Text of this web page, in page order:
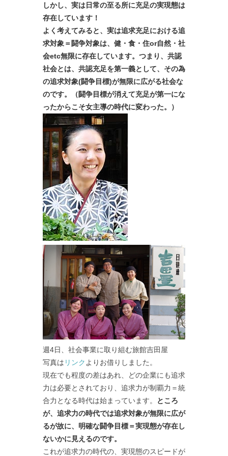
しかし、実は日常の至る所に充足の実現態は
存在しています！
よく考えてみると、実は追求充足における追
求対象＝闘争対象は、健・食・住or自然・社
会etc無限に存在しています。つまり、共認
社会とは、共認充足を第一義として、その為
の追求対象(闘争目標)が無限に広がる社会な
のです。（闘争目標が消えて充足が第一にな
ったからこそ女主導の時代に変わった。）
週4日、社会事業に取り組む旅館吉田屋
写真は リンク よりお借りしました。
現在でも程度の差はあれ、どの企業にも追求
力は必要とされており、追求力が制覇力＝統
合力となる時代は始まっています。
ところ
が、追求力の時代では追求対象が無限に広が
るが故に、明確な闘争目標＝実現態が存在し
ないかに見えるのです。
これが追求力の時代の、実現態のスピードが